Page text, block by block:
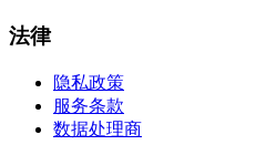
法律
隐私政策
服务条款
数据处理商